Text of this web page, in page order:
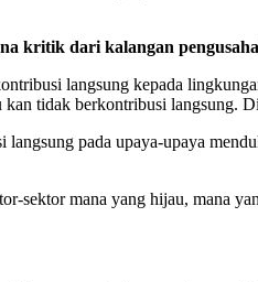
kritik dari kalangan
langsung kepada
tidak berkontribusi langsung.
pada upaya-upaya
sektor mana yang hijau, mana